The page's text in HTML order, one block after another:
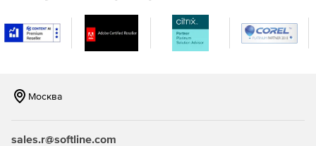
разными операционными системами. Поддержка
мониторинга серверов Windows, Linux, Solaris, HP UX и
IBM AIX.
Москва
sales.r@softline.com